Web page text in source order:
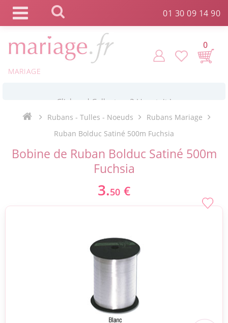
01 30 09 14 90
MARIAGE
0
Livraison point relais gratuit dès 89 € !*
Payez votre commande en 4X sans frais
Rubans - Tulles - Noeuds
Rubans Mariage
Ruban Bolduc Satiné 500m Fuchsia
Bobine de Ruban Bolduc Satiné 500m
Fuchsia
3.50 €
Panneau de gestion des cookies